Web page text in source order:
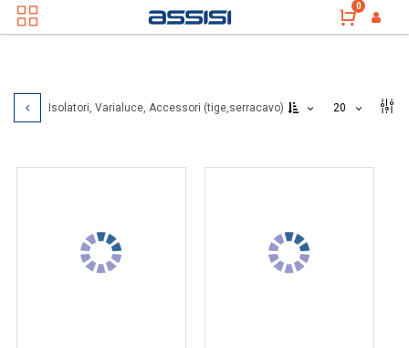
0
Isolatori, Varialuce, Accessori (tige,serracavo) 20